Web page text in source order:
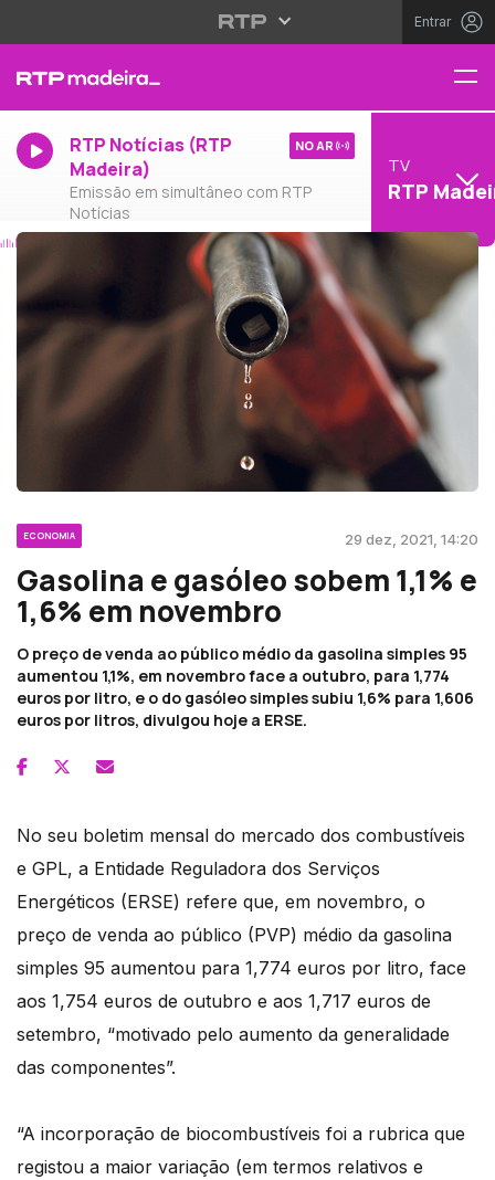
Entrar
RTP Notícias (RTP
Madeira)
Emissão em simultâneo com RTP
Notícias
NO AR
TV
RTP
ECONOMIA 29 dez, 2021, 14:20
Gasolina e gasóleo sobem 1,1% e
1,6% em novembro
O preço de venda ao público médio da gasolina simples 95
aumentou 1,1%, em novembro face a outubro, para 1,774
euros por litro, e o do gasóleo simples subiu 1,6% para 1,606
euros por litros, divulgou hoje a ERSE.
No seu boletim mensal do mercado dos combustíveis
e GPL, a Entidade Reguladora dos Serviços
Energéticos (ERSE) refere que, em novembro, o
preço de venda ao público (PVP) médio da gasolina
simples 95 aumentou para 1,774 euros por litro, face
aos 1,754 euros de outubro e aos 1,717 euros de
setembro, “motivado pelo aumento da generalidade
das componentes”.
“A incorporação de biocombustíveis foi a rubrica que
registou a maior variação (em termos relativos e